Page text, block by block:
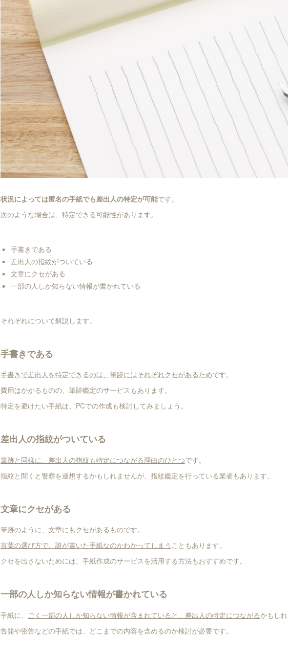
状況によっては匿名の手紙でも差出人の特定が可能です。
次のような場合は、特定できる可能性があります。
手書きである
差出人の指紋がついている
文章にクセがある
一部の人しか知らない情報が書かれている
それぞれについて解説します。
手書きである
手書きで差出人を特定できるのは、筆跡にはそれぞれクセがあるためです。
費用はかかるものの、筆跡鑑定のサービスもあります。
特定を避けたい手紙は、PCでの作成も検討してみましょう。
差出人の指紋がついている
筆跡と同様に、差出人の指紋も特定につながる理由のひとつです。
指紋と聞くと警察を連想するかもしれませんが、指紋鑑定を行っている業者もあります。
文章にクセがある
筆跡のように、文章にもクセがあるものです。
言葉の選び方で、誰が書いた手紙なのかわかってしまう こともあります。
クセを出さないためには、手紙作成のサービスを活用する方法もおすすめです。
一部の人しか知らない情報が書かれている
手紙に、 ごく一部の人しか知らない情報が含まれていると、差出人の特定につながるかもし
告発や密告などの手紙では、どこまでの内容を含めるのか検討が必要です。